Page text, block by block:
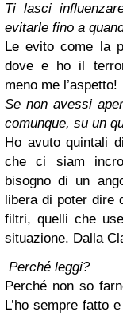
Ti lasci
evitarle fino a
Le evito come la
dove e ho il
meno me l’aspetto!
Se non avessi
comunque, su un
Ho avuto quintali
che ci siam
bisogno di un
libera di poter dire
filtri, quelli che
situazione. Dalla
Perché leggi?
Perché non so
L’ho sempre fatto